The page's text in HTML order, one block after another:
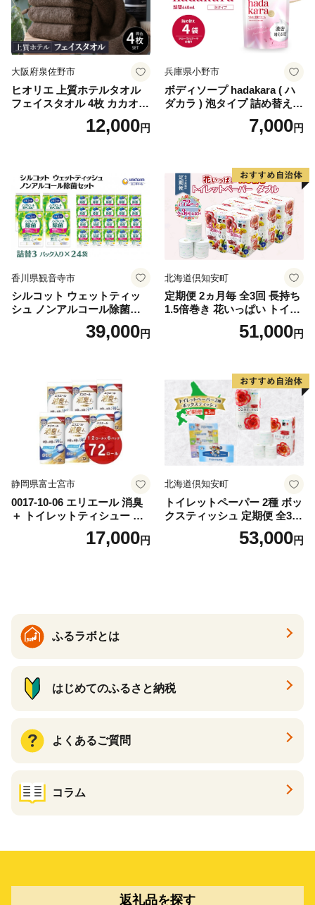
ぺーぱー トイレ クレシア ト
イレットペーパー [BDBH002
-1]
大阪府泉佐野市
ヒオリエ 上質ホテルタオル
フェイスタオル 4枚 カカオ
【タオル 泉州タオル 吸水 普
段使い 無地 シンプル 日用品
12,000円
兵庫県小野市
ボディソープ hadakara ( ハ
ダカラ ) 泡タイプ 詰め替え 4
40ml×4袋 ボディーソープ 泡
ボディソープ 泡 日用品 消耗
泡石鹸 石鹸 兵庫 兵庫県 小野
7,000円
香川県観音寺市
シルコット ウェットティッ
シュ ノンアルコール除菌詰
替（43枚×3P）×24袋 日用品
おもちゃ 拭き取り 手拭き 外
39,000円
北海道倶知安町
定期便 2ヵ月毎 全3回 長持ち
1.5倍巻き 花いっぱい トイレ
ットペーパー ダブル 45ｍ 計
72ロール 全18種 花柄 プリン
ー 消耗品 備蓄 送料無料 北海
道 倶知安町 日用品
51,000円
静岡県富士宮市
0017-10-06 エリエール 消臭
＋ トイレットティシュー し
っかり香るフレッシュクリア
の香り ダブル 12ロール×6パ
17,000円
北海道倶知安町
トイレットペーパー 2種 ボッ
クスティッシュ 定期便 全3
回 日本製 まとめ買い 防災
常備品 日用雑貨 消耗品 生活
53,000円
ふるラボとは
はじめてのふるさと納税
よくあるご質問
コラム
返礼品を探す